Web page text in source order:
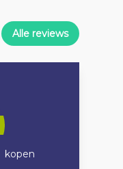
Alle reviews
kopen